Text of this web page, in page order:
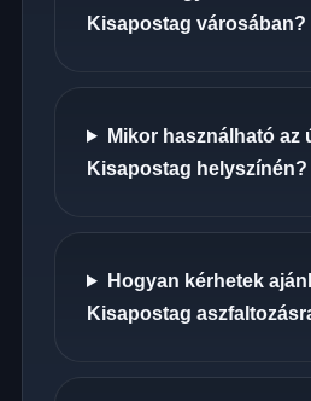
Kisapostag városában?
Mikor használható az
Kisapostag helyszínén?
Hogyan kérhetek
Kisapostag